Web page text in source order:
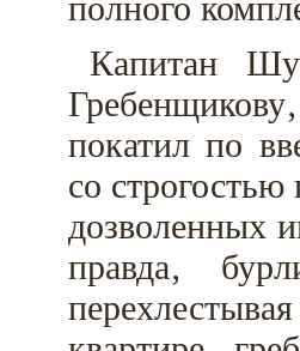
Капитан
покатил по
со
дозволенных
правда‚